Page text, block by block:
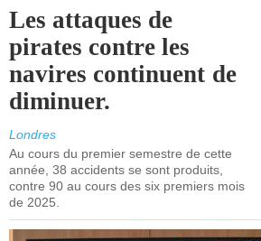
Les attaques de
pirates contre les
navires continuent de
diminuer.
Londres
Au cours du premier semestre de cette
année, 38 accidents se sont produits,
contre 90 au cours des six premiers mois
de 2025.